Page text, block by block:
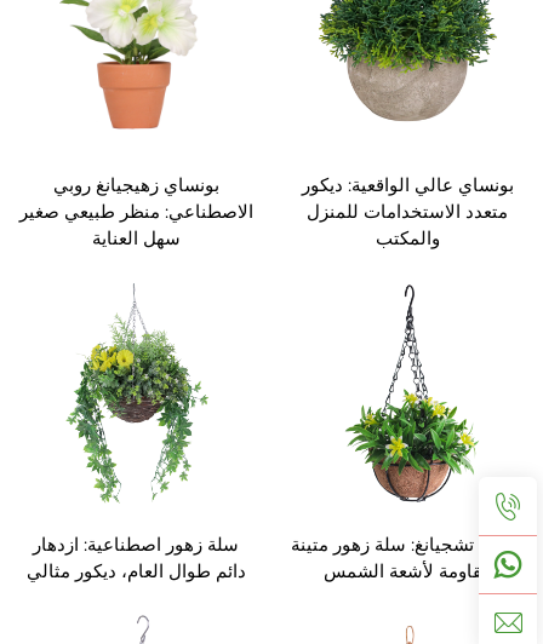
بونساي عالي الواقعية: ديكور
متعدد الاستخدامات للمنزل
والمكتب
بونساي زهيجيانغ روبي
الاصطناعي: منظر طبيعي صغير
سهل العناية
حرفية تشجيانغ: سلة زهور متينة
مقاومة لأشعة الشمس
سلة زهور اصطناعية: ازدهار
دائم طوال العام، ديكور مثالي